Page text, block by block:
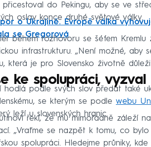
přicestoval do Pekingu, aby se ve
oslav konce druhé světové války.
o Ukrajině. Evropě válka
se Gregorová
během rozhovoru se šéfem Kremlu
infrastrukturu. „Není možné, aby
která je pro Slovensko životně
ke spolupráci, vyzval
hodlá podle svých slov předat také
se kterým se podle webu
leží u slovenských hranic.
řekl, že mu mimořádně záleží
„Vraťme se nazpět k tomu, co
spolupráci. Hledejme průniky,